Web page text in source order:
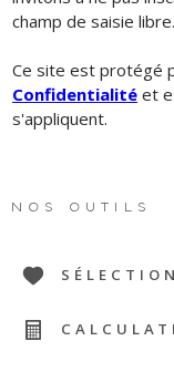
champ de saisie libre.
Ce site est protégé
Confidentialité et
s'appliquent.
NOS OUTILS